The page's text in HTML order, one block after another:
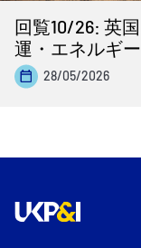
回覧10/26: 英
運・エネルギ
28/05/2026